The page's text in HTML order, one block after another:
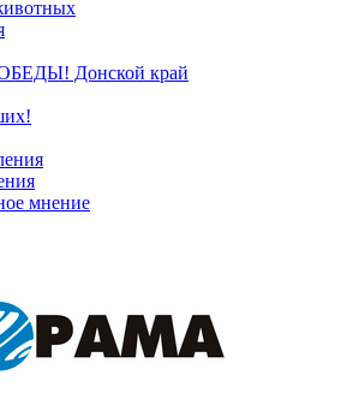
Донской край
мнение